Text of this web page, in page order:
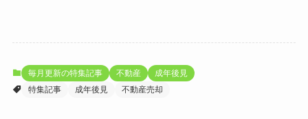
毎月更新の特集記事 不動産
成年後見
特集記事
成年後見 不動産売却